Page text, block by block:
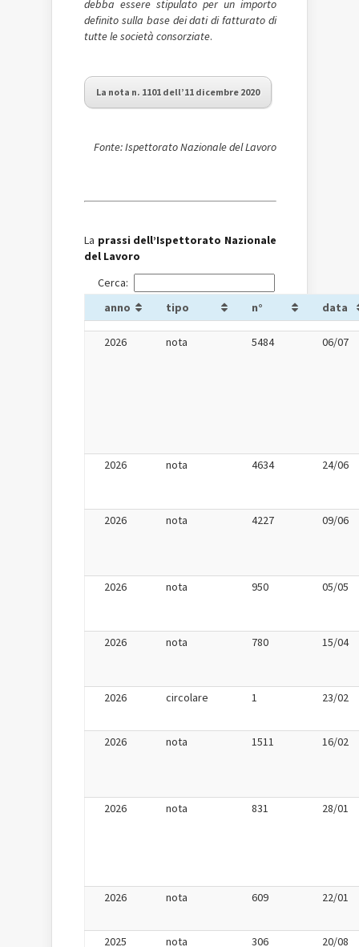
debba essere stipulato per un importo
definito sulla base dei dati di fatturato di
tutte le società consorziate.
La nota n. 1101 dell’11 dicembre 2020
Fonte: Ispettorato Nazionale del Lavoro
La prassi dell’Ispettorato Nazionale
del Lavoro
Cerca:
anno
tipo n° data
2026 nota 5484 06/07
2026 nota 4634 24/06
2026 nota 4227 09/06
2026 nota 950 05/05
2026 nota 780 15/04
2026 circolare 1 23/02
2026 nota 1511 16/02
2026 nota 831 28/01
2026 nota 609 22/01
2025 nota 306 20/08